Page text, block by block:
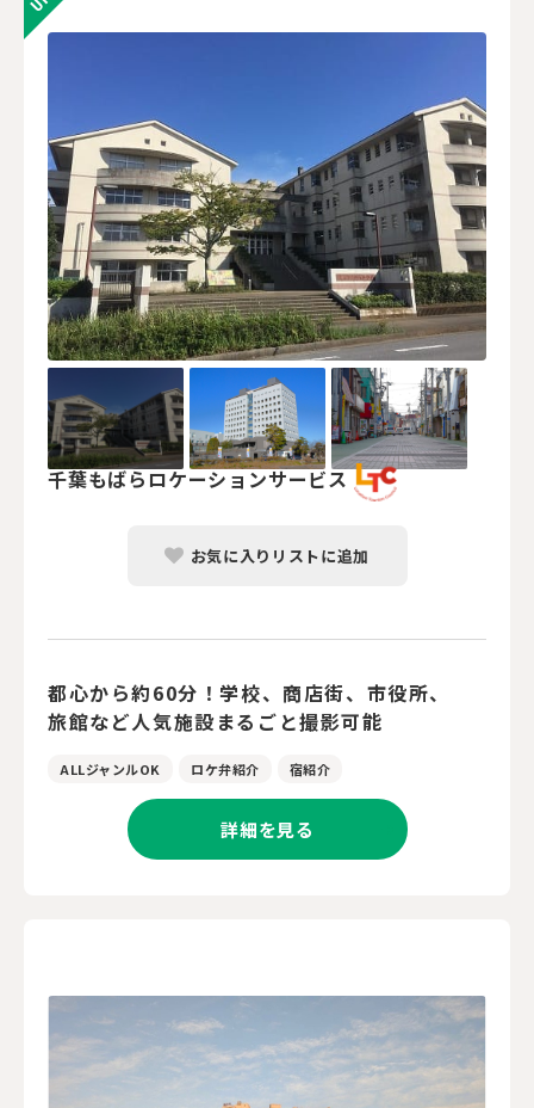
千葉もばらロケーションサービス
お気に入りリストに追加
都心から約60分！学校、商店街、市役所、
旅館など人気施設まるごと撮影可能
ALLジャンルOK ロケ弁紹介 宿紹介
詳細を見る